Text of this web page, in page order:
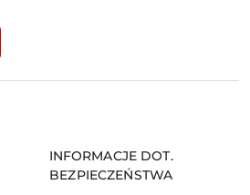
INFORMACJE DOT.
BEZPIECZEŃSTWA